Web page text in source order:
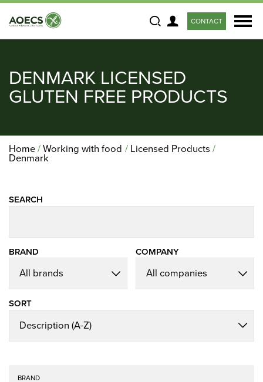
Search CONTACT
DENMARK LICENSED
GLUTEN FREE PRODUCTS
Home Working with food
Licensed Products
Denmark
SEARCH
BRAND COMPANY
SORT